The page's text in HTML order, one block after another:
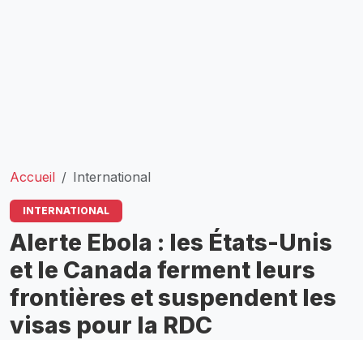
Accueil International
INTERNATIONAL
​Alerte Ebola : les États-Unis
et le Canada ferment leurs
frontières et suspendent les
visas pour la RDC